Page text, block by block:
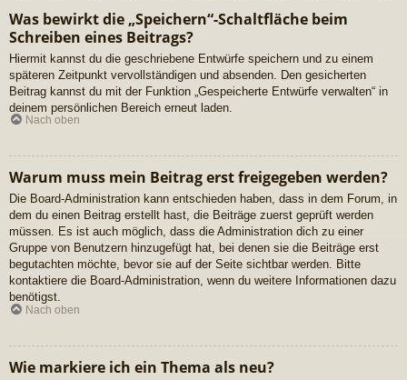
Was bewirkt die „Speichern“-Schaltfläche beim
Schreiben eines Beitrags?
Hiermit kannst du die geschriebene Entwürfe speichern und zu einem
späteren Zeitpunkt vervollständigen und absenden. Den gesicherten
Beitrag kannst du mit der Funktion „Gespeicherte Entwürfe verwalten“ in
deinem persönlichen Bereich erneut laden.
Nach oben
Warum muss mein Beitrag erst freigegeben werden?
Die Board-Administration kann entschieden haben, dass in dem Forum, in
dem du einen Beitrag erstellt hast, die Beiträge zuerst geprüft werden
müssen. Es ist auch möglich, dass die Administration dich zu einer
Gruppe von Benutzern hinzugefügt hat, bei denen sie die Beiträge erst
begutachten möchte, bevor sie auf der Seite sichtbar werden. Bitte
kontaktiere die Board-Administration, wenn du weitere Informationen dazu
benötigst.
Nach oben
Wie markiere ich ein Thema als neu?